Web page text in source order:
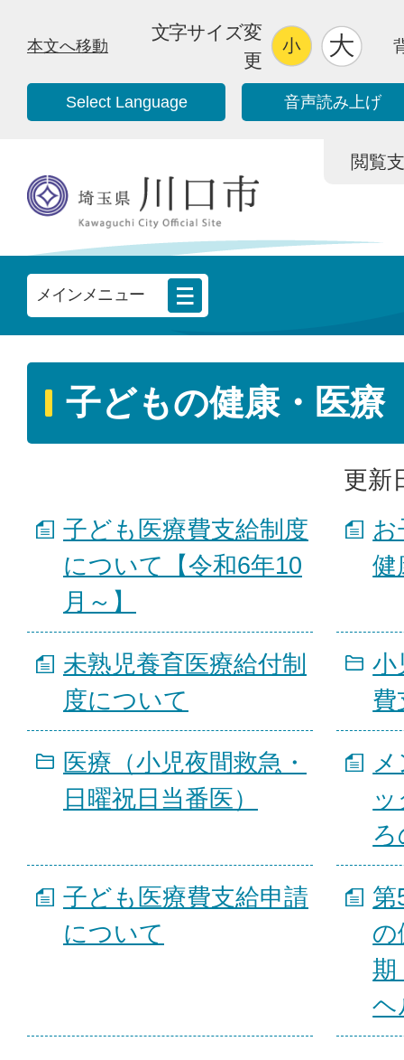
本文へ移動
文字サイズ変
更
Select Language 音声読み上げ
閲覧
メインメニュー
子どもの健康・医療
更新
子ども医療費支給制度
について【令和6年10
月～】
健
未熟児養育医療給付制
度について
小
費
医療（小児夜間救急・
日曜祝日当番医）
ろ
子ども医療費支給申請
について
第
の
期
ヘ